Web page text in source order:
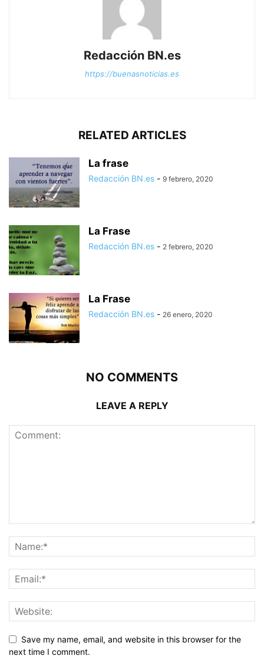
Redacción BN.es
https://buenasnoticias.es
RELATED ARTICLES
La frase
Redacción BN.es - 9 febrero, 2020
La Frase
Redacción BN.es - 2 febrero, 2020
La Frase
Redacción BN.es - 26 enero, 2020
NO COMMENTS
LEAVE A REPLY
Save my name, email, and website in this browser for the
next time I comment.